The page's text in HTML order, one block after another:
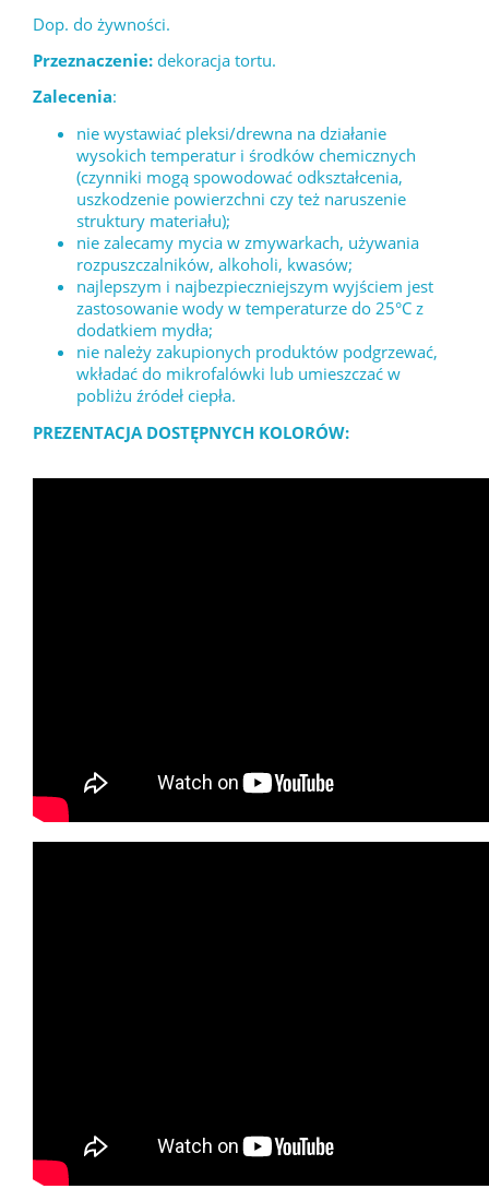
Dop. do żywności.
Przeznaczenie: dekoracja tortu.
Zalecenia:
nie wystawiać pleksi/drewna na działanie
wysokich temperatur i środków chemicznych
(czynniki mogą spowodować odkształcenia,
uszkodzenie powierzchni czy też naruszenie
struktury materiału);
nie zalecamy mycia w zmywarkach, używania
rozpuszczalników, alkoholi, kwasów;
najlepszym i najbezpieczniejszym wyjściem jest
zastosowanie wody w temperaturze do 25°C z
dodatkiem mydła;
nie należy zakupionych produktów podgrzewać,
wkładać do mikrofalówki lub umieszczać w
pobliżu źródeł ciepła.
PREZENTACJA DOSTĘPNYCH KOLORÓW: